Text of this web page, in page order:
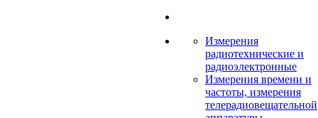
Измерения
радиотехнические и
радиоэлектронные
Измерения времени и
частоты, измерения
телерадиовещательной